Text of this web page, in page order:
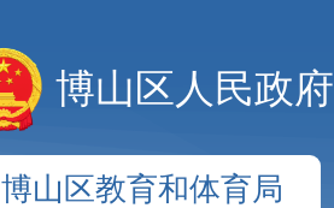
博山区人民政府
博山区教育和体育局